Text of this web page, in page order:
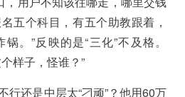
五个科目，有五个助教跟着，
。”反映的是“三化”不及格。
样子，怪谁？”
行还是中层太“刁顽”？他用60万